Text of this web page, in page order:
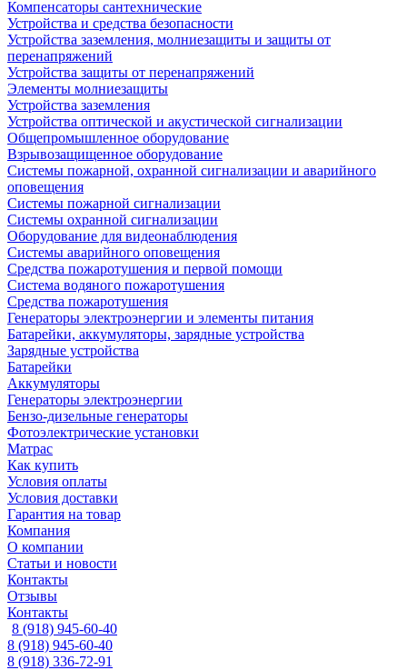
Компенсаторы сантехнические
Устройства и средства безопасности
Устройства заземления, молниезащиты и защиты от
перенапряжений
Устройства защиты от перенапряжений
Элементы молниезащиты
Устройства заземления
Устройства оптической и акустической сигнализации
Общепромышленное оборудование
Взрывозащищенное оборудование
Системы пожарной, охранной сигнализации и аварийного
оповещения
Системы пожарной сигнализации
Системы охранной сигнализации
Оборудование для видеонаблюдения
Системы аварийного оповещения
Средства пожаротушения и первой помощи
Система водяного пожаротушения
Средства пожаротушения
Генераторы электроэнергии и элементы питания
Батарейки, аккумуляторы, зарядные устройства
Зарядные устройства
Батарейки
Аккумуляторы
Генераторы электроэнергии
Бензо-дизельные генераторы
Фотоэлектрические установки
Матрас
Как купить
Условия оплаты
Условия доставки
Гарантия на товар
Компания
О компании
Статьи и новости
Контакты
Отзывы
Контакты
8 (918) 945-60-40
8 (918) 945-60-40
8 (918) 336-72-91